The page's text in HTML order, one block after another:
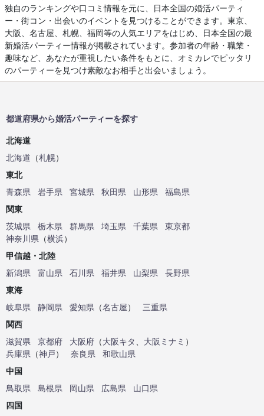
独自のランキングや口コミ情報を元に、日本全国の婚活パーティ
ー・街コン・出会いのイベントを見つけることができます。東京、
大阪、名古屋、札幌、福岡等の人気エリアをはじめ、日本全国の最
新婚活パーティー情報が掲載されています。参加者の年齢・職業・
趣味など、あなたが重視したい条件をもとに、オミカレでピッタリ
のパーティーを見つけ素敵なお相手と出会いましょう。
都道府県から婚活パーティーを探す
北海道
北海道 （札幌）
東北
青森県
岩手県 宮城県 秋田県 山形県
福島県
関東
茨城県
栃木県 群馬県 埼玉県 千葉県
東京都
神奈川県 （横浜）
甲信越・北陸
新潟県
富山県 石川県 福井県 山梨県
長野県
東海
岐阜県
静岡県 愛知県 （名古屋）
三重県
関西
滋賀県
京都府 大阪府 （大阪キタ 大阪ミナミ ）
兵庫県 （神戸） 奈良県
和歌山県
中国
鳥取県
島根県 岡山県 広島県
山口県
四国